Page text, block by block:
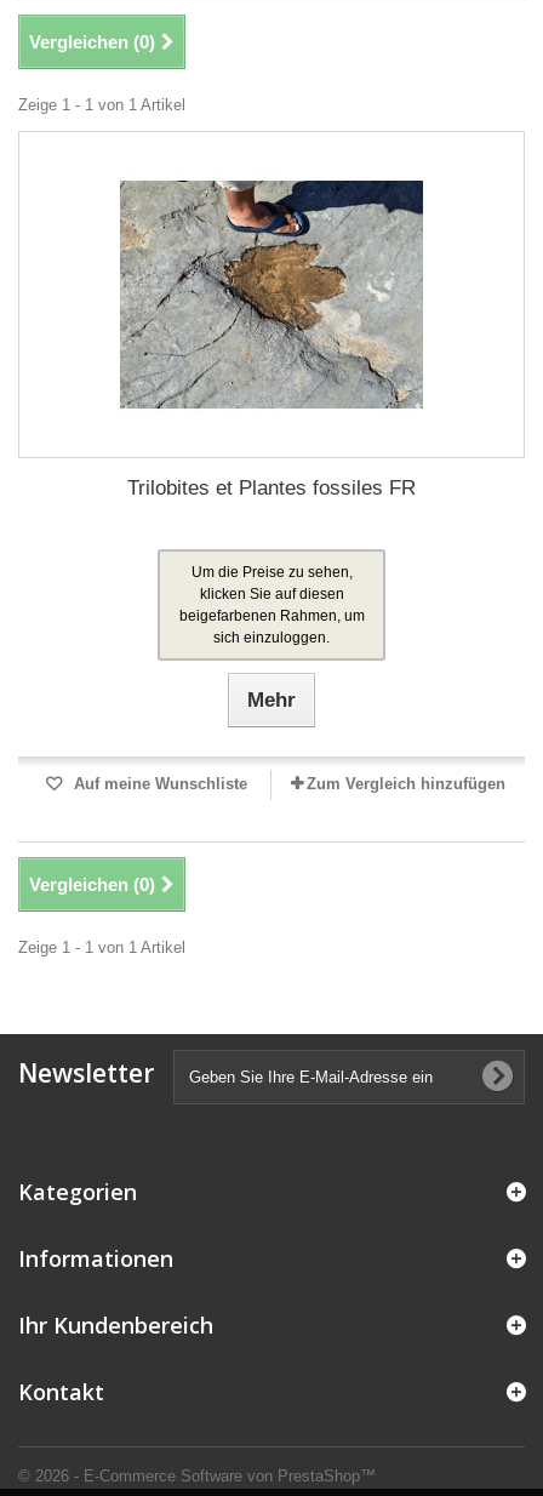
Vergleichen (0)
Zeige 1 - 1 von 1 Artikel
Trilobites et Plantes fossiles FR
Um die Preise zu sehen,
klicken Sie auf diesen
beigefarbenen Rahmen, um
sich einzuloggen.
Mehr
Auf meine Wunschliste Zum Vergleich hinzufügen
Vergleichen (0)
Zeige 1 - 1 von 1 Artikel
Newsletter
Kategorien
Informationen
© 2026 - E-Commerce Software von PrestaShop™
Ihr Kundenbereich
Kontakt